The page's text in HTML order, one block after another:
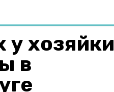
у хозяйки
в